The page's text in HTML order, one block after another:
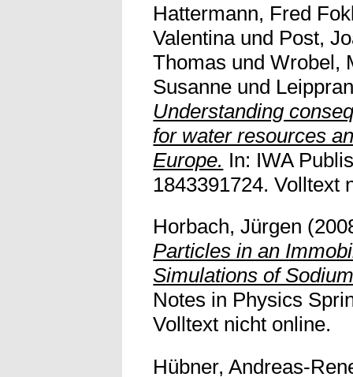
Hattermann, Fred
Valentinaund Post,
Thomas undWrobel,
Susanne und
Understanding
for water resources
Europe. In: IWA
1843391724. Volltext
Horbach, Jürgen
Particles in an
Simulations of
Notes in Physics
Volltext nicht online.
Hübner, Andreas-